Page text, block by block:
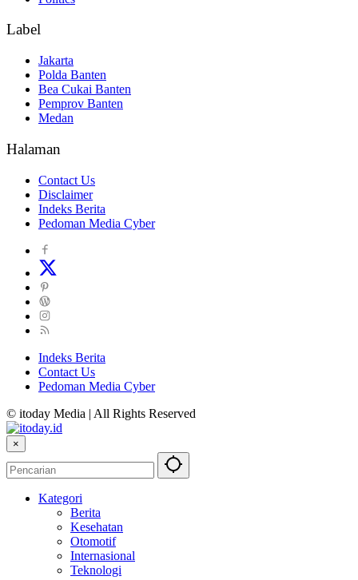
Label
Jakarta
Polda Banten
Bea Cukai Banten
Pemprov Banten
Medan
Halaman
Contact Us
Disclaimer
Indeks Berita
Pedoman Media Cyber
Indeks Berita
Contact Us
Pedoman Media Cyber
© itoday Media | All Rights Reserved
×
Kategori
Berita
Kesehatan
Otomotif
Internasional
Teknologi